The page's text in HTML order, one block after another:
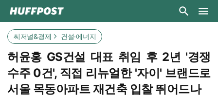
씨저널&경제 건설·에너지
허윤홍 GS건설 대표 취임 후 2년 '경쟁
수주 0건', 직접 리뉴얼한 '자이' 브랜드로
서울 목동아파트 재건축 입찰 뛰어드나